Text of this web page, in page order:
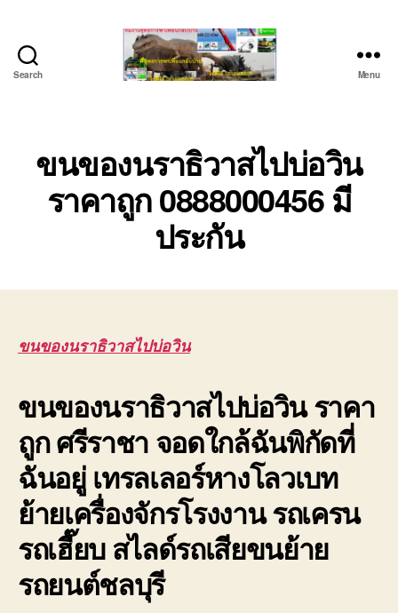
Search
เครื่องจักร
ระยอง
ชลบุรี
(บริษัท
เซียน
พาณิชย์
บริการ
บ่อ
วิน
ติดต่อ
0818900005
Menu
ขนของนราธิวาสไปบ่อวิน
ราคาถูก 0888000456 มี
ประกัน
ขนของนราธิวาสไปบ่อวิน
ขนของนราธิวาสไปบ่อวิน ราคา
ถูก ศรีราชา จอดใกล้ฉันพิกัดที่
ฉันอยู่ เทรลเลอร์หางโลวเบท
ย้ายเครื่องจักรโรงงาน รถเครน
รถเฮี๊ยบ สไลด์รถเสียขนย้าย
รถยนต์ชลบุรี